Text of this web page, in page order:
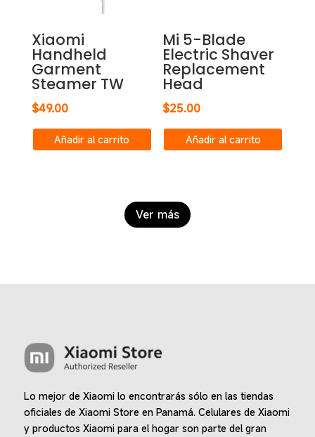
Xiaomi
Handheld
Garment
Steamer TW
$49.00
Añadir al carrito
Mi 5-Blade
Electric Shaver
Replacement
Head
$25.00
Añadir al carrito
Ver más
Lo mejor de Xiaomi lo encontrarás sólo en las tiendas
oficiales de Xiaomi Store en Panamá. Celulares de Xiaomi
y productos Xiaomi para el hogar son parte del gran